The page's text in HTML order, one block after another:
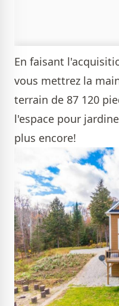
En faisant
vous mettrez la
terrain de 87 120
l'espace pour
plus encore!